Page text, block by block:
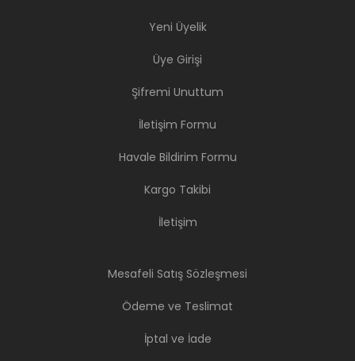
Yeni Üyelik
Üye Girişi
Şifremi Unuttum
İletişim Formu
Havale Bildirim Formu
Kargo Takibi
İletişim
Mesafeli Satış Sözleşmesi
Ödeme ve Teslimat
İptal ve İade